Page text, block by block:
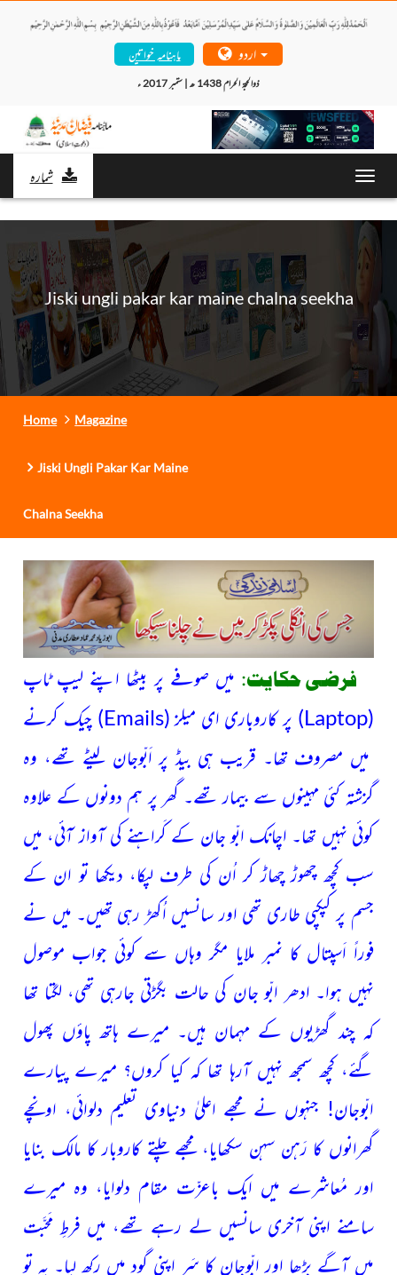
ماہنامہ خواتین
ذوالحجۃ الحرام 1438 ھ | ستمبر 2017 ء
شمارہ
Jiski ungli pakar kar maine chalna seekha
Home Magazine
Jiski Ungli Pakar Kar Maine
Chalna Seekha
فرضی حکایت: میں صوفے پر بیٹھا اپنے لیپ ٹاپ
(
Laptop
) پر کاروباری ای میلز(
Emails
) چیک کرنے
میں مصروف تھا۔ قریب ہی بیڈ پر اَبّوجان لیٹے تھے، وہ
گزشتہ کئی مہینوں سے بیمار تھے۔ گھر پر ہم دونوں کے علاوہ
کوئی نہیں تھا۔ اچانک ابّو جان کے کَراہنے کی آواز آئی، میں
سب کچھ چھوڑ چھاڑ کر اُن کی طرف لپکا، دیکھا تو ان کے
جسم پر کپکپی طاری تھی اور سانسیں اُکھڑ رہی تھیں۔ میں نے
فوراً اَسپتال کا نمبر ملایا مگر وہاں سے کوئی جواب موصول
نہیں ہوا۔ ادھر ابّو جان کی حالت بگڑتی جارہی تھی، لگتا تھا
کہ چند گھڑیوں کے مہمان ہیں۔ میرے ہاتھ پاؤں پھول
گئے، کچھ سمجھ نہیں آرہا تھا کہ کیا کروں؟ میرے پیارے
ابّوجان! جنہوں نے مجھے اعلیٰ دنیاوی تعلیم دلوائی، اونچے
گھرانوں کا رَہن سہن سکھایا، مجھے چلتے کاروبار کا مالک بنایا
اور مُعاشرے میں ایک باعزّت مقام دلوایا، وہ میرے
سامنے اپنی آخری سانسیں لے رہے تھے، میں فرطِ مَحبَّت
میں آگے بڑھا اور ابّوجان کا سَر اپنی گود میں رکھ لیا۔ یہ تو